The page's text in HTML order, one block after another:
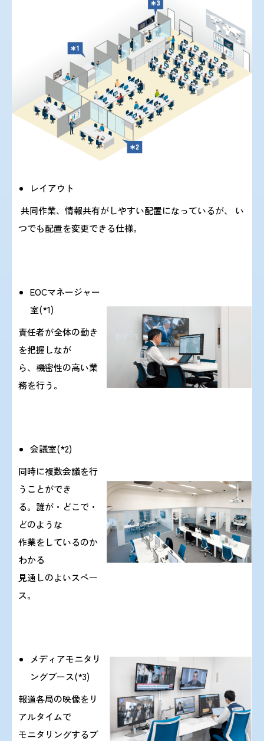
2023/ 9/ 8 『新型コロナウイルス（SARS-CoV-2）の変
異株BA.2.86系統について』
を掲載しました。
2023/ 9/ 7 『新型コロナウイルス（SARS-CoV-2）の変
異株EG.5.1系統について』
2023/ 8/ 21 『複数国で報告されている小児の急性肝炎
について（第6報）』を
2023/ 7/ 5 『Oz virus infection in human ( English ) 』
を掲載しました。
について』をリニューアル
しました。
2023/ 7/ 1 『感染研EOCについて』をリニューアル
2023/ 6/23『オズウイルス感染症に関するQ＆A』を
掲載しました。
た。
『令和5年度 第2回感染症危機管理研修会
レイアウト
共同作業、情報共有がしやすい配置になっているが、 い
つでも配置を変更できる仕様。
EOCマネージャー
室(*1)
責任者が全体の動き
を把握しなが
ら、機密性の高い業
務を行う。
会議室(*2)
同時に複数会議を行
うことができ
る。誰が・どこで・
どのような
作業をしているのか
わかる
見通しのよいスペー
ス。
メディアモニタリ
ングブース(*3)
報道各局の映像をリ
アルタイムで
モニタリングするブ